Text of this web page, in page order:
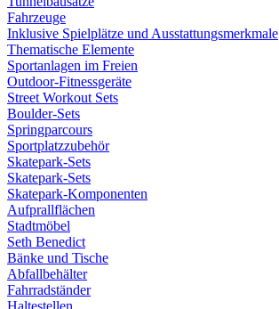
Fahrzeuge
Inklusive Spielplätze und Ausstattungsmerkmale
Thematische Elemente
Sportanlagen im Freien
Outdoor-Fitnessgeräte
Street Workout Sets
Boulder-Sets
Springparcours
Sportplatzzubehör
Skatepark-Sets
Skatepark-Sets
Skatepark-Komponenten
Aufprallflächen
Stadtmöbel
Seth Benedict
Bänke und Tische
Abfallbehälter
Fahrradständer
Haltestellen